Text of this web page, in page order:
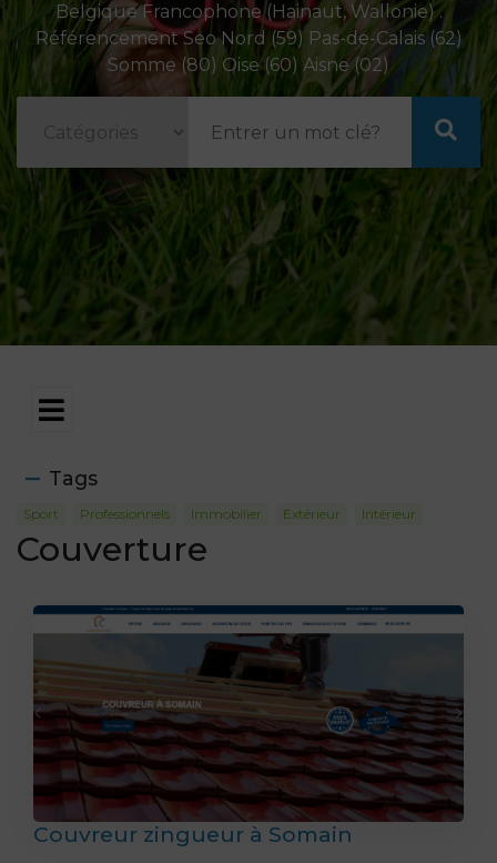
Belgique Francophone (Hainaut, Wallonie) .
Référencement Seo Nord (59) Pas-de-Calais (62)
Somme (80) Oise (60) Aisne (02)
Tags
Sport Professionnels Immobilier Extérieur Intérieur
Couverture
Couvreur zingueur à Somain